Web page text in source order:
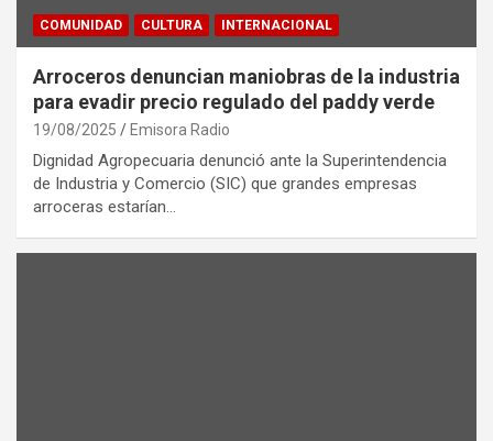
COMUNIDAD CULTURA INTERNACIONAL
Arroceros denuncian maniobras de la industria
para evadir precio regulado del paddy verde
19/08/2025 Emisora Radio
Dignidad Agropecuaria denunció ante la Superintendencia
de Industria y Comercio (SIC) que grandes empresas
arroceras estarían…